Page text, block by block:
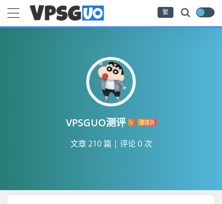
繁
VPSGUO测评 V 管理员
文章 210 篇 | 评论 0 次